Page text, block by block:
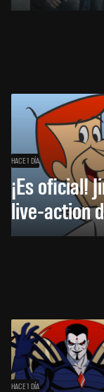
HACE 1 DÍA
¡Es oficial!
live-action
HACE 1 DÍA